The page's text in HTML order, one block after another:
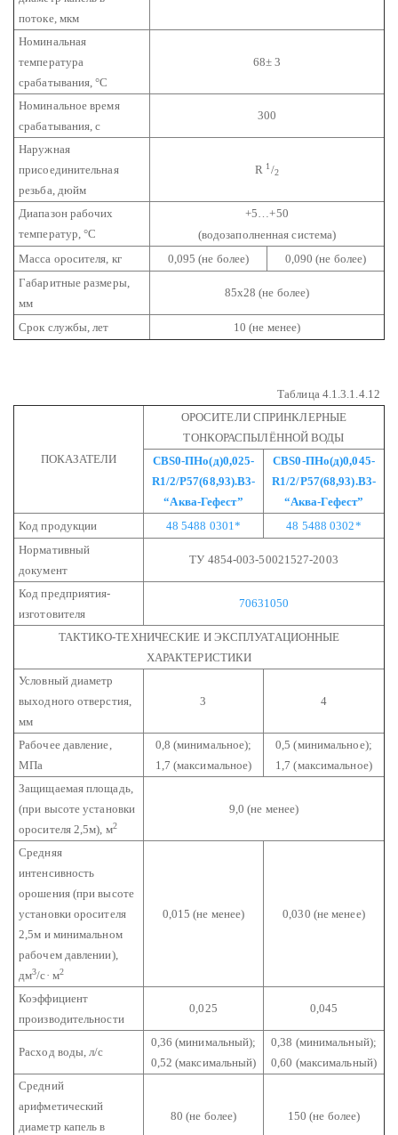
потоке, мкм
Номинальная
температура
срабатывания, °С
68± 3
Номинальное время
срабатывания, с
300
Наружная
присоединительная
резьба, дюйм
R 1 /2
Диапазон рабочих
температур, °С
+5…+50
(водозаполненная система)
Масса оросителя, кг
0,095 (не более)
0,090 (не более)
Габаритные размеры,
мм
85х28 (не более)
Срок службы, лет 10 (не менее)
Таблица 4.1.3.1.4.12
ПОКАЗАТЕЛИ
ОРОСИТЕЛИ СПРИНКЛЕРНЫЕ
ТОНКОРАСПЫЛЁННОЙ ВОДЫ
СВS0-ПНо(д)0,025-
R1/2/Р57(68,93).В3-
“Аква-Гефест”
СВS0-ПНо(д)0,045-
R1/2/Р57(68,93).В3-
“Аква-Гефест”
Код продукции
48 5488 0301*
48 5488 0302*
Нормативный
документ
ТУ 4854-003-50021527-2003
Код предприятия-
изготовителя
70631050
ТАКТИКО-ТЕХНИЧЕСКИЕ И ЭКСПЛУАТАЦИОННЫЕ
ХАРАКТЕРИСТИКИ
Условный диаметр
выходного отверстия,
мм
3 4
Рабочее давление,
МПа
0,8 (минимальное);
1,7 (максимальное)
0,5 (минимальное);
1,7 (максимальное)
Защищаемая площадь,
(при высоте установки
оросителя 2,5м), м2
9,0 (не менее)
Средняя
интенсивность
орошения (при высоте
установки оросителя
2,5м и минимальном
рабочем давлении),
дм3/с· м2
0,015 (не менее) 0,030 (не менее)
Коэффициент
производительности
0,025 0,045
Расход воды, л/с
0,36 (минимальный);
0,52 (максимальный)
0,38 (минимальный);
0,60 (максимальный)
Средний
арифметический
диаметр капель в
80 (не более) 150 (не более)